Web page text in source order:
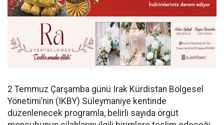
2 Temmuz Çarşamba günü Irak Kürdistan Bölgesel
Yönetimi’nin (IKBY) Süleymaniye kentinde
düzenlenecek programla, belirli sayıda örgüt